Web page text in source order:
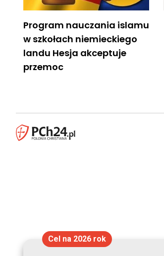
Program nauczania islamu
w szkołach niemieckiego
landu Hesja akceptuje
przemoc
Cel na 2026 rok